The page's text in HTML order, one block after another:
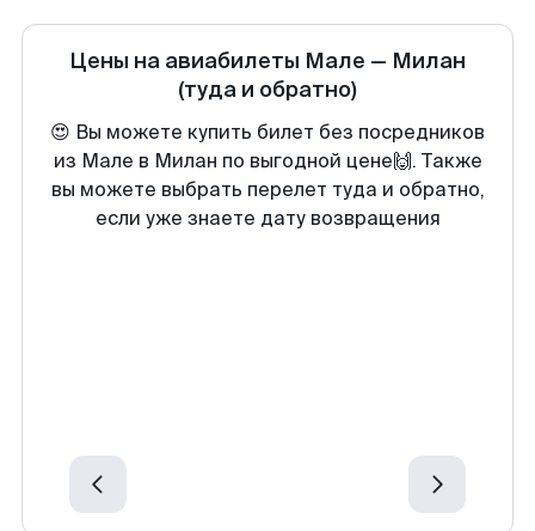
Цены на авиабилеты Мале — Милан
(туда и обратно)
😍 Вы можете купить билет без посредников
из Мале в Милан по выгодной цене🙌. Также
вы можете выбрать перелет туда и обратно,
если уже знаете дату возвращения